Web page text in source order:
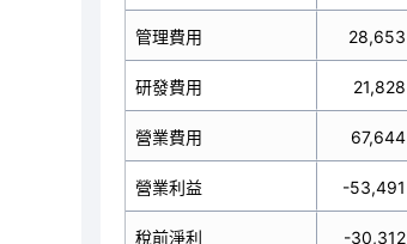
管理費用
研發費用
營業費用
營業利益
稅前淨利
30,907 28,653
20,940 21,828
70,771 67,644
-80,378 -53,491
-88,201 -30,312